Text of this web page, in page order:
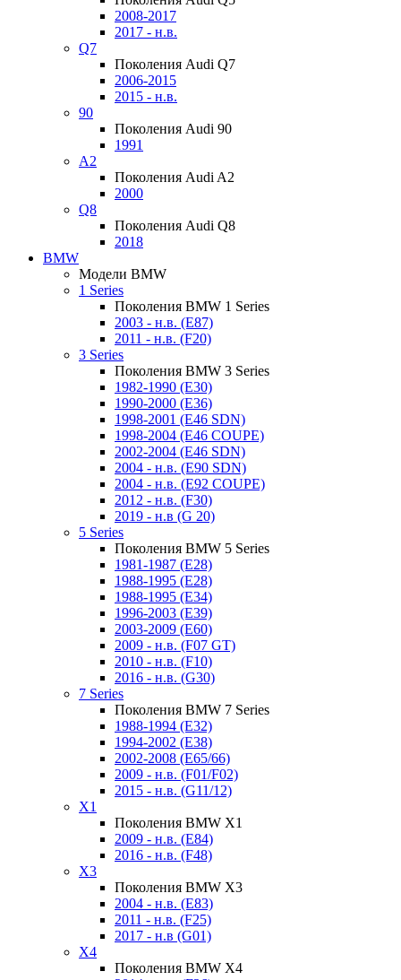
2008-2017
2017 - н.в.
Q7
Поколения Audi Q7
2006-2015
2015 - н.в.
90
Поколения Audi 90
1991
A2
Поколения Audi A2
2000
Q8
Поколения Audi Q8
2018
BMW
Модели BMW
1 Series
Поколения BMW 1 Series
2003 - н.в. (E87)
2011 - н.в. (F20)
3 Series
Поколения BMW 3 Series
1982-1990 (E30)
1990-2000 (E36)
1998-2001 (E46 SDN)
1998-2004 (E46 COUPE)
2002-2004 (E46 SDN)
2004 - н.в. (E90 SDN)
2004 - н.в. (E92 COUPE)
2012 - н.в. (F30)
2019 - н.в (G 20)
5 Series
Поколения BMW 5 Series
1981-1987 (E28)
1988-1995 (E28)
1988-1995 (E34)
1996-2003 (E39)
2003-2009 (E60)
2009 - н.в. (F07 GT)
2010 - н.в. (F10)
2016 - н.в. (G30)
7 Series
Поколения BMW 7 Series
1988-1994 (E32)
1994-2002 (E38)
2002-2008 (E65/66)
2009 - н.в. (F01/F02)
2015 - н.в. (G11/12)
X1
Поколения BMW X1
2009 - н.в. (E84)
2016 - н.в. (F48)
X3
Поколения BMW X3
2004 - н.в. (E83)
2011 - н.в. (F25)
2017 - н.в (G01)
X4
Поколения BMW X4